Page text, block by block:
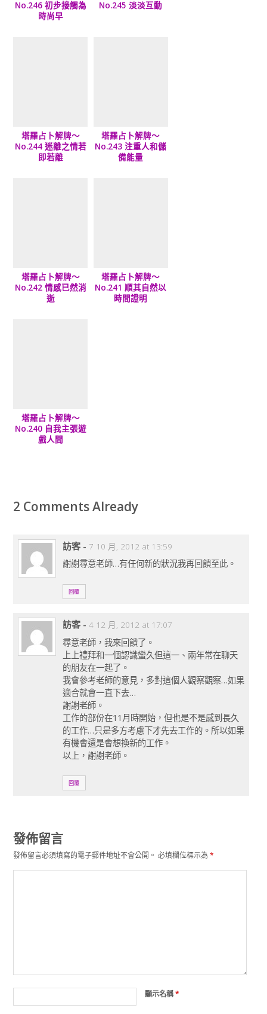
No.246 初步接觸為
時尚早
No.245 淡淡互動
塔羅占卜解牌～
No.244 迷離之情若
即若離
塔羅占卜解牌～
No.243 注重人和儲
備能量
塔羅占卜解牌～
No.242 情感已然消
逝
塔羅占卜解牌～
No.241 順其自然以
時間證明
塔羅占卜解牌～
No.240 自我主張遊
戲人間
2 Comments Already
訪客 - 7 10 月, 2012 at 13:59
謝謝尋意老師…有任何新的狀況我再回饋至此。
回覆
訪客 - 4 12 月, 2012 at 17:07
尋意老師，我來回饋了。
上上禮拜和一個認識蠻久但這一、兩年常在聊天
的朋友在一起了。
我會參考老師的意見，多對這個人觀察觀察…如果
適合就會一直下去…
謝謝老師。
工作的部份在11月時開始，但也是不是感到長久
的工作…只是多方考慮下才先去工作的。所以如果
有機會還是會想換新的工作。
以上，謝謝老師。
回覆
發佈留言
發佈留言必須填寫的電子郵件地址不會公開。 必填欄位標示為*
顯示名稱*